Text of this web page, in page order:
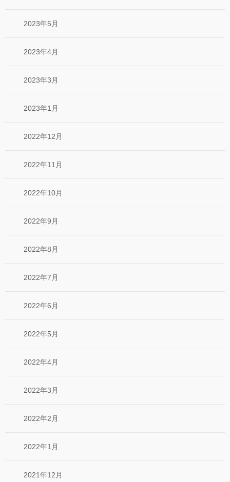
2023年5月
2023年4月
2023年3月
2023年1月
2022年12月
2022年11月
2022年10月
2022年9月
2022年8月
2022年7月
2022年6月
2022年5月
2022年4月
2022年3月
2022年2月
2022年1月
2021年12月